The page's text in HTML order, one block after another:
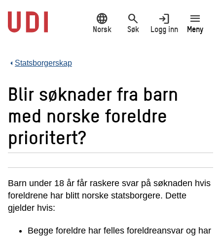
hovedinnhold
language
Norsk
search
Søk
login
Logg inn
menu
Meny
Statsborgerskap
Blir søknader fra barn
med norske foreldre
prioritert?
Barn under 18 år får raskere svar på søknaden hvis
foreldrene har blitt norske statsborgere. Dette
gjelder hvis:
Begge foreldre har felles foreldreansvar og har